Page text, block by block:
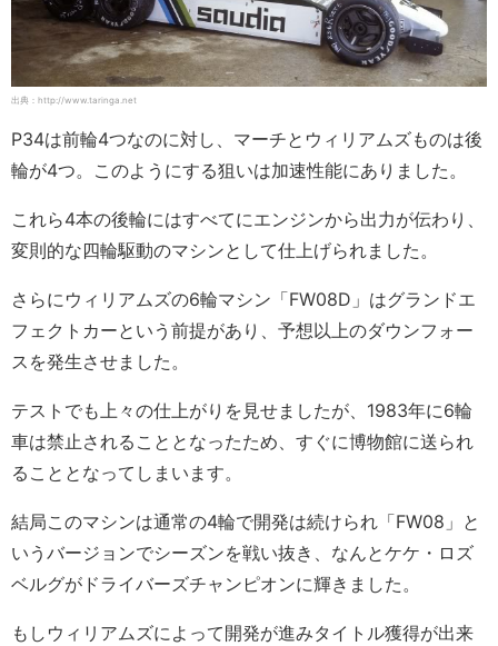
出典：http://www.taringa.net
P34は前輪4つなのに対し、マーチとウィリアムズものは後
輪が4つ。このようにする狙いは加速性能にありました。
これら4本の後輪にはすべてにエンジンから出力が伝わり、
変則的な四輪駆動のマシンとして仕上げられました。
さらにウィリアムズの6輪マシン「FW08D」はグランドエ
フェクトカーという前提があり、予想以上のダウンフォー
スを発生させました。
テストでも上々の仕上がりを見せましたが、1983年に6輪
車は禁止されることとなったため、すぐに博物館に送られ
ることとなってしまいます。
結局このマシンは通常の4輪で開発は続けられ「FW08」と
いうバージョンでシーズンを戦い抜き、なんとケケ・ロズ
ベルグがドライバーズチャンピオンに輝きました。
もしウィリアムズによって開発が進みタイトル獲得が出来